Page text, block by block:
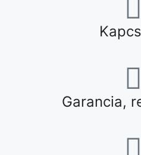
Garancia,